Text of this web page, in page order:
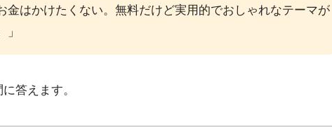
金はかけたくない。無料だけど実用的でおしゃれなテーマが
答えます。